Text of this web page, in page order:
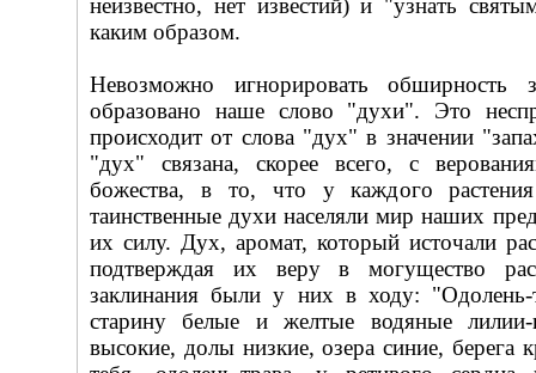
неизвестно, нет известий) и "узнать
каким образом.
Невозможно игнорировать обширность
образовано наше слово "духи". Это
происходит от слова "дух" в значении
"дух" связана, скорее всего, с
божества, в то, что у каждого
таинственные духи населяли мир наших
их силу. Дух, аромат, который источали
подтверждая их веру в могущество
заклинания были у них в ходу: "Одолень-
старину белые и желтые водяные
высокие, долы низкие, озера синие, берега